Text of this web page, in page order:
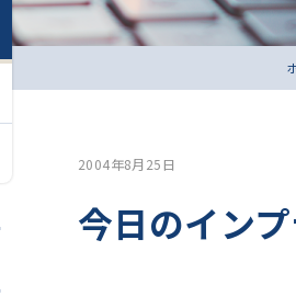
2004年8月25日
今日のイン